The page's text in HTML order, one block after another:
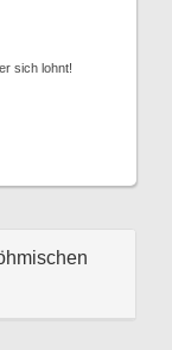
sich lohnt!